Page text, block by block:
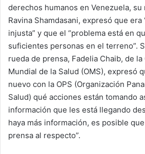
derechos humanos en Venezuela,
Ravina Shamdasani, expresó que
injusta” y que el “problema está en
suficientes personas en el terreno”.
rueda de prensa, Fadelia Chaib, de
Mundial de la Salud (OMS), expresó
nuevo con la OPS (Organización
Salud) qué acciones están tomando
información que les está llegando
haya más información, es posible
prensa al respecto”.